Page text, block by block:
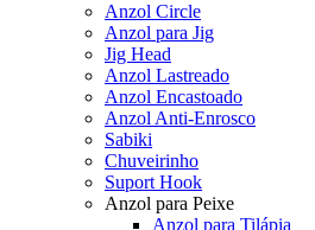
Anzol Circle
Anzol para Jig
Jig Head
Anzol Lastreado
Anzol Encastoado
Anzol Anti-Enrosco
Sabiki
Chuveirinho
Suport Hook
Anzol para Peixe
Anzol para Tilápia